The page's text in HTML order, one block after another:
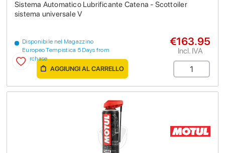
Sistema Automatico Lubrificante Catena - Scottoiler
sistema universale V
Disponibile nel Magazzino
Europeo Tempistica 5 Days from
purchase
€163.95
Incl. IVA
AGGIUNGI AL CARRELLO